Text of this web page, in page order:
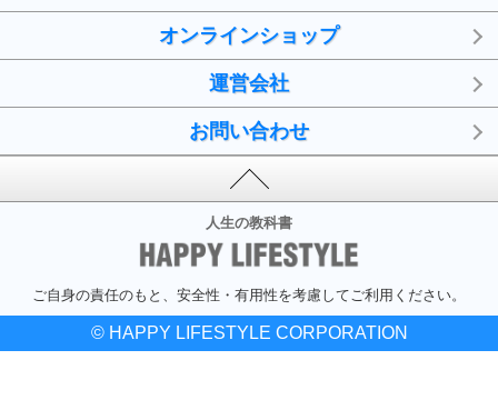
オンラインショップ
運営会社
お問い合わせ
人生の教科書
ご自身の責任のもと、安全性・有用性を考慮してご利用ください。
© HAPPY LIFESTYLE CORPORATION